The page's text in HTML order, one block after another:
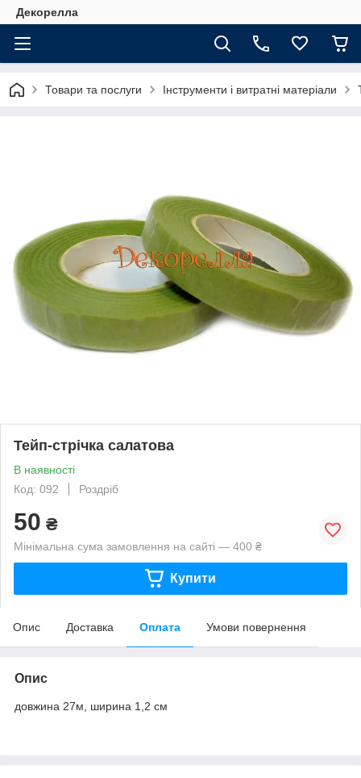
Декорелла
Товари та послуги Інструменти і витратні матеріали
Тейп-стрічка салатова
В наявності
Код: 092
Роздріб
50 ₴
Мінімальна сума замовлення на сайті — 400 ₴
Купити
Опис Доставка Оплата Умови повернення
Опис
довжина 27м, ширина 1,2 см